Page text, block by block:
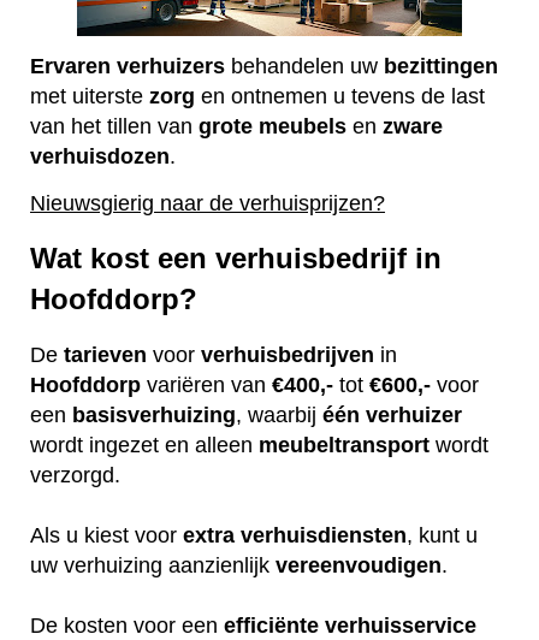
Ervaren verhuizers behandelen uw bezittingen
met uiterste zorg en ontnemen u tevens de last
van het tillen van grote meubels en zware
verhuisdozen.
Nieuwsgierig naar de verhuisprijzen?
Wat kost een verhuisbedrijf in
Hoofddorp?
De tarieven voor verhuisbedrijven in
Hoofddorp variëren van €400,- tot €600,- voor
een basisverhuizing, waarbij één verhuizer
wordt ingezet en alleen meubeltransport wordt
verzorgd.
Als u kiest voor extra verhuisdiensten, kunt u
uw verhuizing aanzienlijk vereenvoudigen.
De kosten voor een efficiënte verhuisservice